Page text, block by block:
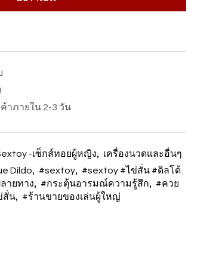
าภายใน 2-3 วัน
-เซ็กส์ทอยผู้หญิง, เครื่องนวดและอื่นๆ
Dildo, #sextoy, #sextoy #ไข่สั่น #ดิลโด้
ายทาง, #กระตุ้นอารมณ์ความรู้สึก, #ควย
สั่น, #ร้านขายของเล่นผู้ใหญ่